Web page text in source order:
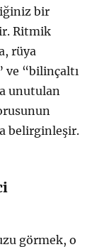
bir
Ritmik
rüya
ve “bilinçaltı
unutulan
belirginleşir.
görmek, o